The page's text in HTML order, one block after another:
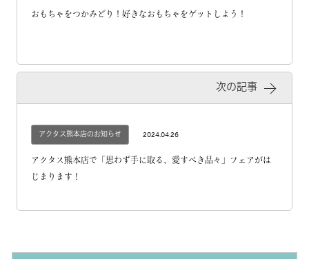
おもちゃをつかみどり！好きなおもちゃをゲットしよう！
次の記事
アクタス熊本店のお知らせ 2024.04.26
アクタス熊本店で「思わず手に取る、愛すべき品々」フェアがは
じまります！